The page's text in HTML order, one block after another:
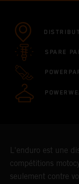
SPARE
L'enduro est une
compétitions
seulement contre